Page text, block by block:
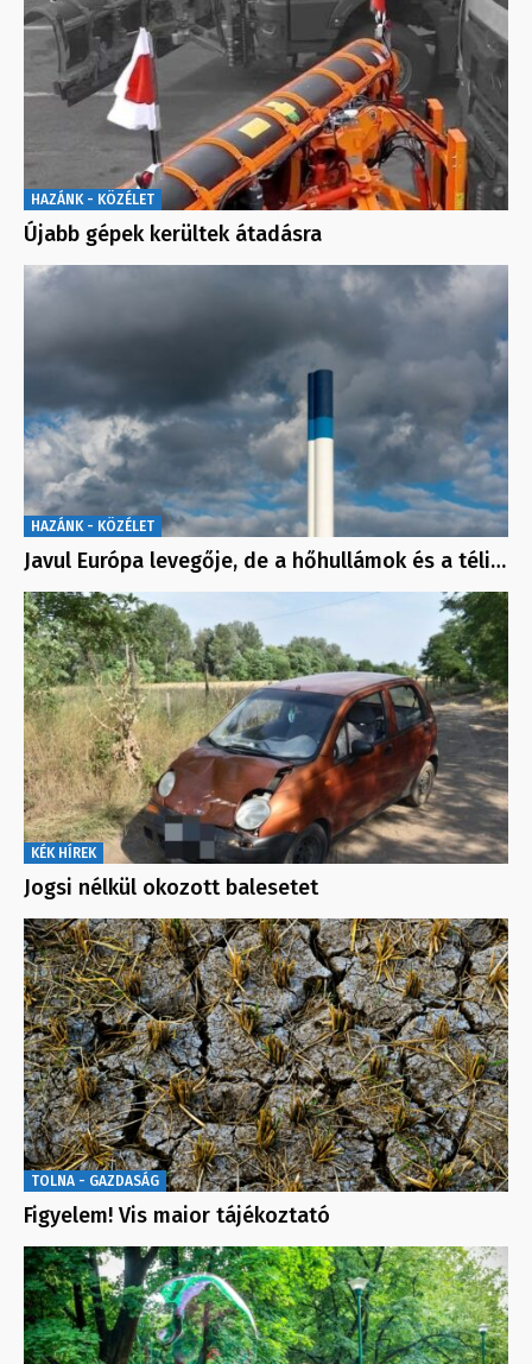
HAZÁNK - KÖZÉLET
Újabb gépek kerültek átadásra
HAZÁNK - KÖZÉLET
Javul Európa levegője, de a hőhullámok és a téli…
KÉK HÍREK
Jogsi nélkül okozott balesetet
TOLNA - GAZDASÁG
Figyelem! Vis maior tájékoztató